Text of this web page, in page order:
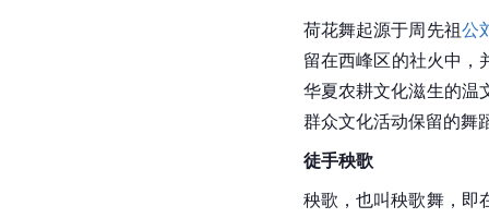
荷花舞起源于周先祖公
留在西峰区的社火中，
华夏农耕文化滋生的温
群众文化活动保留的舞
徒手秧歌
秧歌，也叫秧歌舞，即